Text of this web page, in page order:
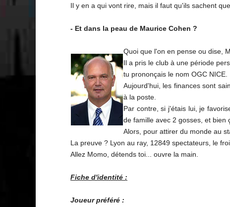
Il y en a qui vont rire, mais il faut qu'ils sachent
- Et dans la peau de Maurice Cohen ?
Quoi que l'on en pense ou dise,
Il a pris le club à une période
tu prononçais le nom OGC NICE.
Aujourd'hui, les finances sont
à la poste.
Par contre, si j'étais lui, je
de famille avec 2 gosses, et bien
Alors, pour attirer du monde au
La preuve ? Lyon au ray, 12849 spectateurs, le
Allez Momo, détends toi... ouvre la main.
Fiche d'identité :
Joueur préféré :